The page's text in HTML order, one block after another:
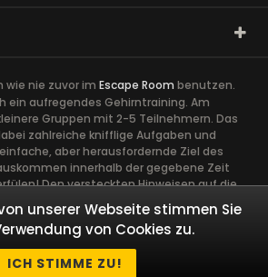
wie nie zuvor im Escape Room benutzen.
ein aufregendes Gehirntraining. Am
Gruppen mit 2-5 Teilnehmern. Das
zahlreiche knifflige Aufgaben und
aber herausfordernde Ziel des
innerhalb der gegebene Zeit
Den versteckten Hinweisen auf die
volle Konzentration sowie die Ideen
Ein guter Zusammenhalt im Team ist
Abenteuer schafft Vertrauen
den Spielern und kann Kollegen näher
unserer Webseite stimmen Sie
von Cookies zu.
ICH STIMME ZU!